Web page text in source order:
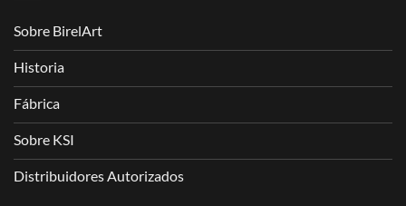
Sobre BirelArt
Historia
Fábrica
Sobre KSI
Distribuidores Autorizados